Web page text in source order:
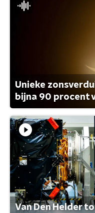
Unieke
bijna 90 procent
Van Den Helder